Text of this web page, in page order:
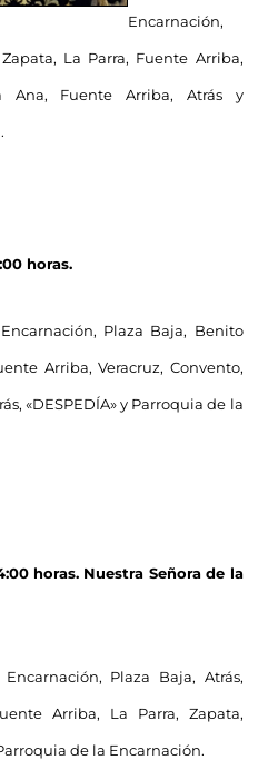
Encarnación,
La Parra, Fuente Arriba,
Ana, Fuente Arriba, Atrás y
horas.
Plaza Baja, Benito
Arriba, Veracruz, Convento,
«DESPEDÍA» y Parroquia de la
horas. Nuestra Señora de la
Plaza Baja, Atrás,
Arriba, La Parra, Zapata,
de la Encarnación.